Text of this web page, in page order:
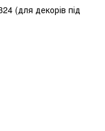
(для декорів під